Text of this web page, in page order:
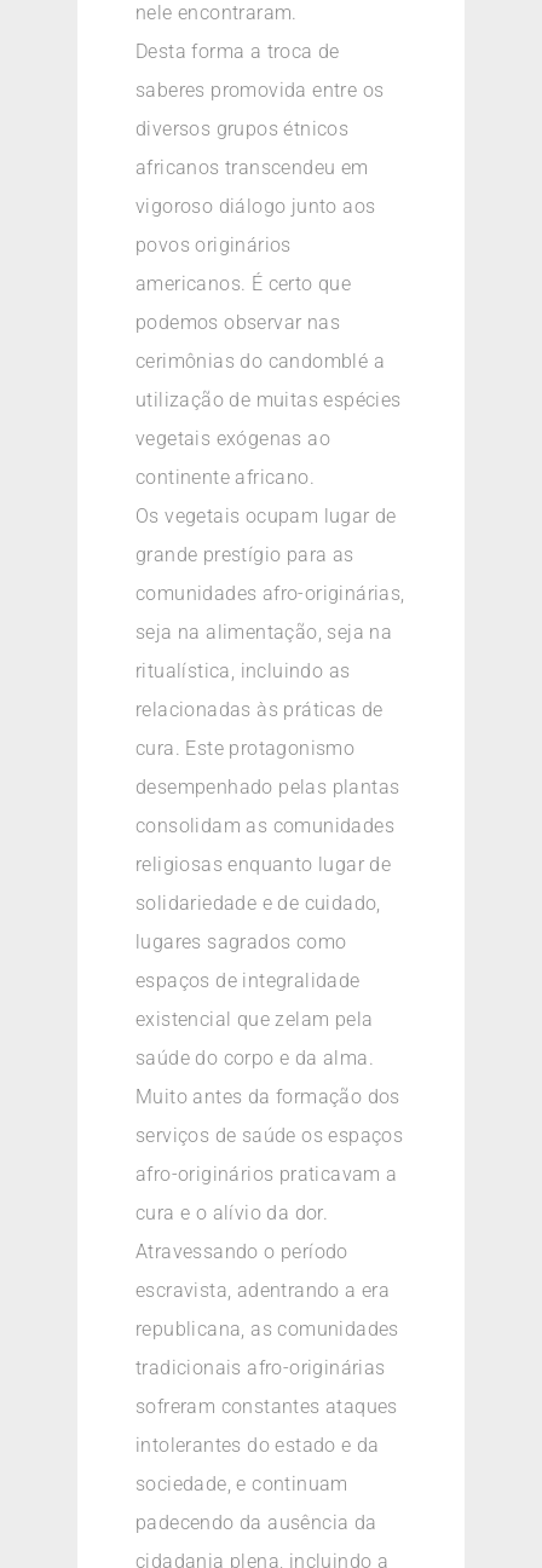
nele encontraram.
Desta forma a troca de
saberes promovida entre os
diversos grupos étnicos
africanos transcendeu em
vigoroso diálogo junto aos
povos originários
americanos. É certo que
podemos observar nas
cerimônias do candomblé a
utilização de muitas espécies
vegetais exógenas ao
continente africano.
Os vegetais ocupam lugar de
grande prestígio para as
comunidades afro-originárias,
seja na alimentação, seja na
ritualística, incluindo as
relacionadas às práticas de
cura. Este protagonismo
desempenhado pelas plantas
consolidam as comunidades
religiosas enquanto lugar de
solidariedade e de cuidado,
lugares sagrados como
espaços de integralidade
existencial que zelam pela
saúde do corpo e da alma.
Muito antes da formação dos
serviços de saúde os espaços
afro-originários praticavam a
cura e o alívio da dor.
Atravessando o período
escravista, adentrando a era
republicana, as comunidades
tradicionais afro-originárias
sofreram constantes ataques
intolerantes do estado e da
sociedade, e continuam
padecendo da ausência da
cidadania plena, incluindo a